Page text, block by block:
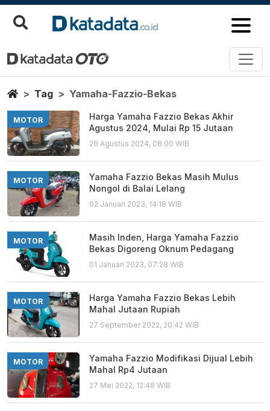
Yamaha Fazzio Bekas
Berita Terbaru
HomeTag Yamaha-Fazzio-Bekas
MOTOR
Harga Yamaha Fazzio Bekas Akhir
Agustus 2024, Mulai Rp 15 Jutaan
26 Agustus 2024, 08:00 WIB
MOTOR
Yamaha Fazzio Bekas Masih Mulus
Nongol di Balai Lelang
02 Januari 2023, 14:18 WIB
MOTOR
Masih Inden, Harga Yamaha Fazzio
Bekas Digoreng Oknum Pedagang
01 Januari 2023, 07:28 WIB
MOTOR
Harga Yamaha Fazzio Bekas Lebih
Mahal Jutaan Rupiah
27 September 2022, 20:42 WIB
MOTOR
Yamaha Fazzio Modifikasi Dijual Lebih
Mahal Rp4 Jutaan
27 Mei 2022, 12:48 WIB